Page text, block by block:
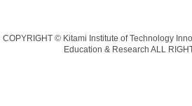
COPYRIGHT © Kitami Institute of Technology
Education & Research ALL